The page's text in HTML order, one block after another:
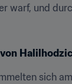
warf, und
Halilhodzic
sich